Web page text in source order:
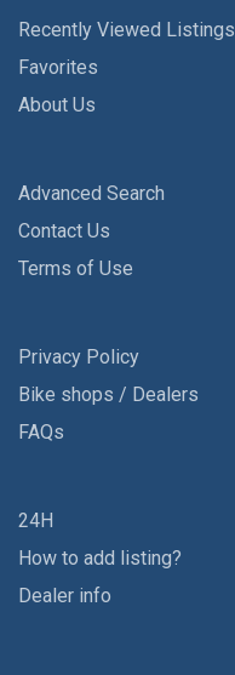
Recently Viewed Listings
Favorites
About Us
Advanced Search
Contact Us
Terms of Use
Privacy Policy
Bike shops / Dealers
FAQs
24H
How to add listing?
Dealer info